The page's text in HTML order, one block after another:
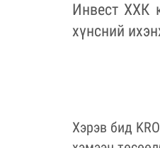
Инвест ХХК
хүнсний
Хэрэв бид